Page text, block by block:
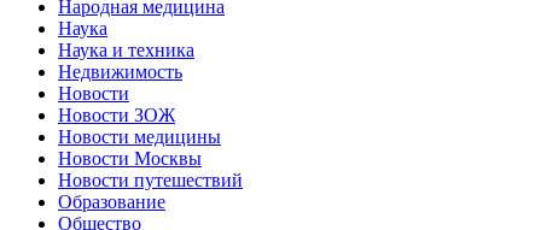
Народная медицина
Наука
Наука и техника
Недвижимость
Новости
Новости ЗОЖ
Новости медицины
Новости Москвы
Новости путешествий
Образование
Общество